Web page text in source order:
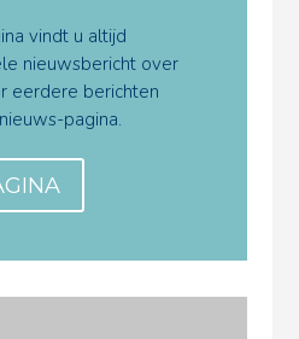
vindt u altijd
nieuwsbericht over
eerdere berichten
pagina.